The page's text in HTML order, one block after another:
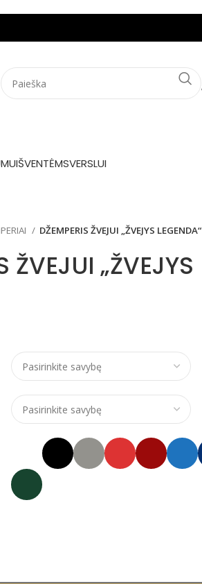
ŠVENTĖMSVERSLUI
DŽEMPERIS ŽVEJUI „ŽVEJYS LEGENDA“
ŽVEJUI „ŽVEJYS